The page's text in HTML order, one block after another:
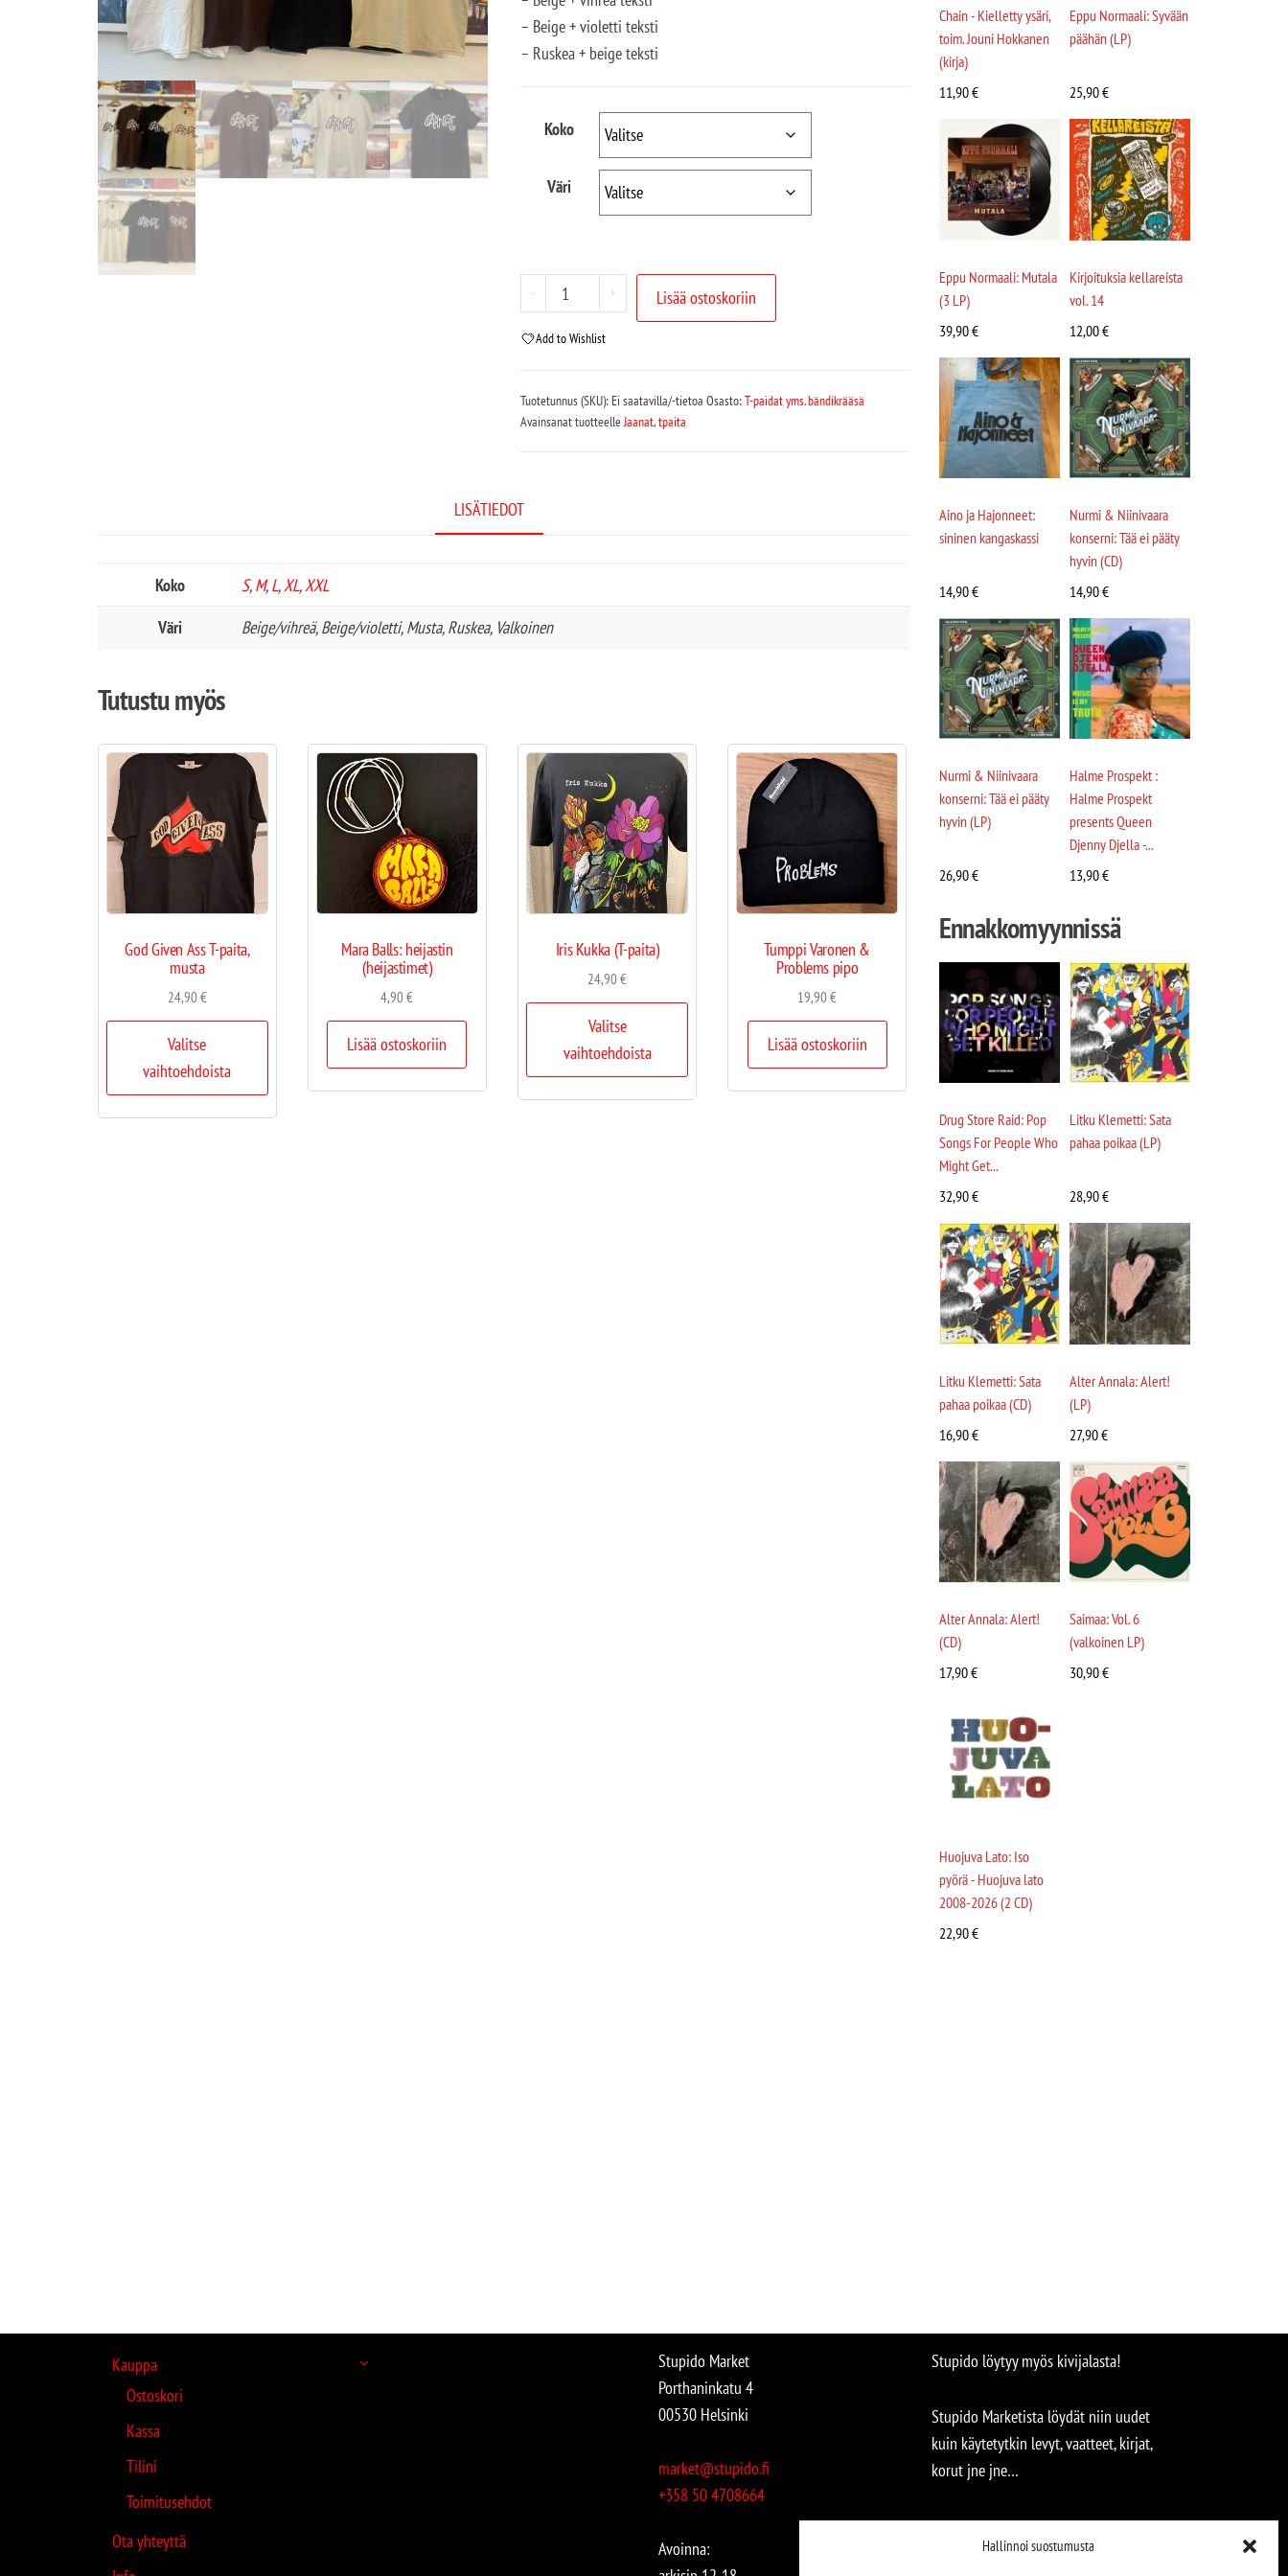
Hallinnoi suostumusta
– Beige + violetti teksti
– Ruskea + beige teksti
Koko
Väri
- + Lisää ostoskoriin
Add to Wishlist
Tuotetunnus (SKU): Ei saatavilla/-tietoa Osasto:T-paidat yms. bändikrääsä
Avainsanat tuotteelleJaanat,tpaita
LISÄTIEDOT
Koko S,M,L,XL,XXL
Väri
Beige/vihreä, Beige/violetti, Musta, Ruskea, Valkoinen
Tutustu myös
God Given Ass T-paita,
musta
24,90€
Valitse
vaihtoehdoista
Mara Balls: heijastin
(heijastimet)
4,90€
Lisää ostoskoriin
Iris Kukka (T-paita)
24,90€
Valitse
vaihtoehdoista
Tumppi Varonen &
Problems pipo
19,90€
Lisää ostoskoriin
Chain - Kielletty ysäri,
toim. Jouni Hokkanen
(kirja)
11,90€
Eppu Normaali: Syvään
päähän (LP)
25,90€
Eppu Normaali: Mutala
(3 LP)
39,90€
Kirjoituksia kellareista
vol. 14
12,00€
Aino ja Hajonneet:
sininen kangaskassi
14,90€
Nurmi & Niinivaara
konserni: Tää ei pääty
hyvin (CD)
14,90€
Nurmi & Niinivaara
konserni: Tää ei pääty
hyvin (LP)
26,90€
Halme Prospekt :
Halme Prospekt
presents Queen
Djenny Djella -...
13,90€
Ennakkomyynnissä
Drug Store Raid: Pop
Songs For People Who
Might Get...
32,90€
Litku Klemetti: Sata
pahaa poikaa (LP)
28,90€
Litku Klemetti: Sata
pahaa poikaa (CD)
16,90€
Alter Annala: Alert!
(LP)
27,90€
Alter Annala: Alert!
(CD)
17,90€
Saimaa: Vol. 6
(valkoinen LP)
30,90€
Huojuva Lato: Iso
pyörä - Huojuva lato
2008-2026 (2 CD)
22,90€
Kauppa
Ostoskori
Kassa
Tilini
Toimitusehdot
Ota yhteyttä
Stupido Market
Porthaninkatu 4
00530 Helsinki
market@stupido.fi
+358 50 4708664
Avoinna:
Stupido löytyy myös kivijalasta!
Stupido Marketista löydät niin uudet
kuin käytetytkin levyt, vaatteet, kirjat,
korut jne jne…